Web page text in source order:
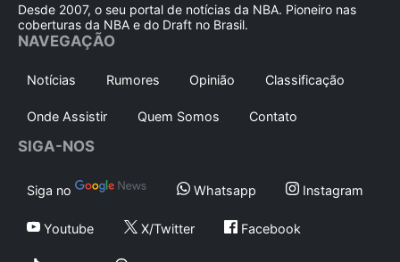
Desde 2007, o seu portal de notícias da NBA. Pioneiro nas
coberturas da NBA e do Draft no Brasil.
NAVEGAÇÃO
Notícias Rumores Opinião Classificação
Onde Assistir Quem Somos Contato
SIGA-NOS
Siga no Whatsapp Instagram
Youtube X/Twitter Facebook